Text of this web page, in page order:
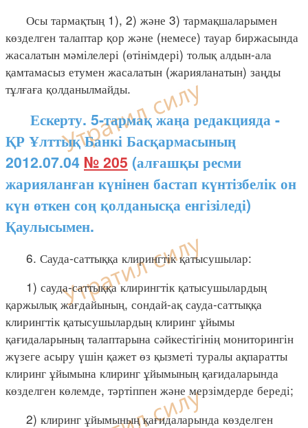
Осы тармақтың 1), 2) және 3) тармақшаларымен
көзделген талаптар қор және (немесе) тауар биржасында
жасалатын мәмілелері (өтінімдері) толық алдын-ала
қамтамасыз етумен жасалатын (жарияланатын) заңды
тұлғаға қолданылмайды.
Ескерту. 5-тармақ жаңа редакцияда -
ҚР Ұлттық Банкі Басқармасының
2012.07.04 № 205 (алғашқы ресми
жарияланған күнінен бастап күнтізбелік он
күн өткен соң қолданысқа енгізіледі)
Қаулысымен.
6. Сауда-саттыққа клирингтік қатысушылар:
1) сауда-саттыққа клирингтік қатысушылардың
қаржылық жағдайының, сондай-ақ сауда-саттыққа
клирингтік қатысушылардың клиринг ұйымы
қағидаларының талаптарына сәйкестігінің мониторингін
жүзеге асыру үшін қажет өз қызметі туралы ақпаратты
клиринг ұйымына клиринг ұйымының қағидаларында
көзделген көлемде, тәртіппен және мерзімдерде береді;
2) клиринг ұйымының қағидаларында көзделген